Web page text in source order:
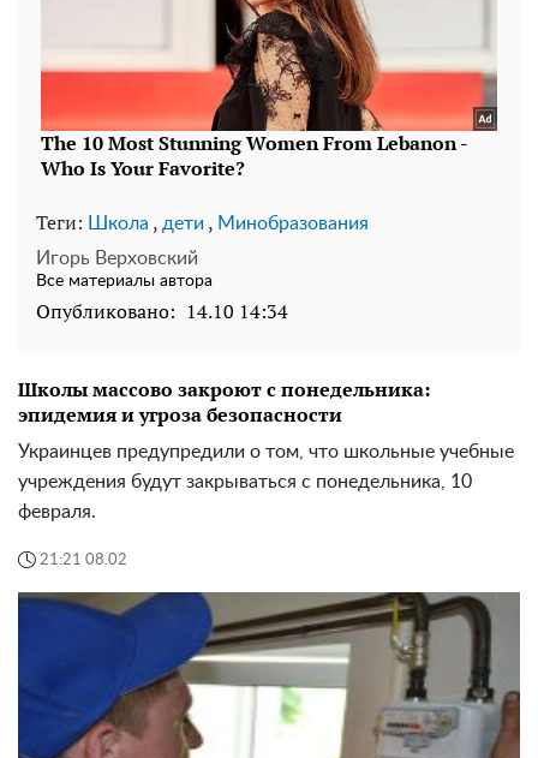
Теги: Школа , дети , Минобразования
Игорь Верховский
Все материалы автора
Опубликовано: 14.10 14:34
Школы массово закроют с понедельника:
эпидемия и угроза безопасности
Украинцев предупредили о том, что школьные учебные
учреждения будут закрываться с понедельника, 10
февраля.
21:21 08.02